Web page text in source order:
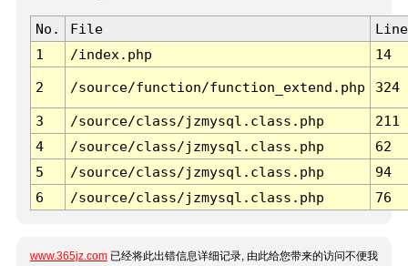
No. File
Line
1
/index.php 14
2 /source/function/function_extend.php 324
3 /source/class/jzmysql.class.php
211
4
/source/class/jzmysql.class.php
62
5
/source/class/jzmysql.class.php
94
6
/source/class/jzmysql.class.php 76
www.365jz.com 已经将此出错信息详细记录, 由此给您带来的访问不便我